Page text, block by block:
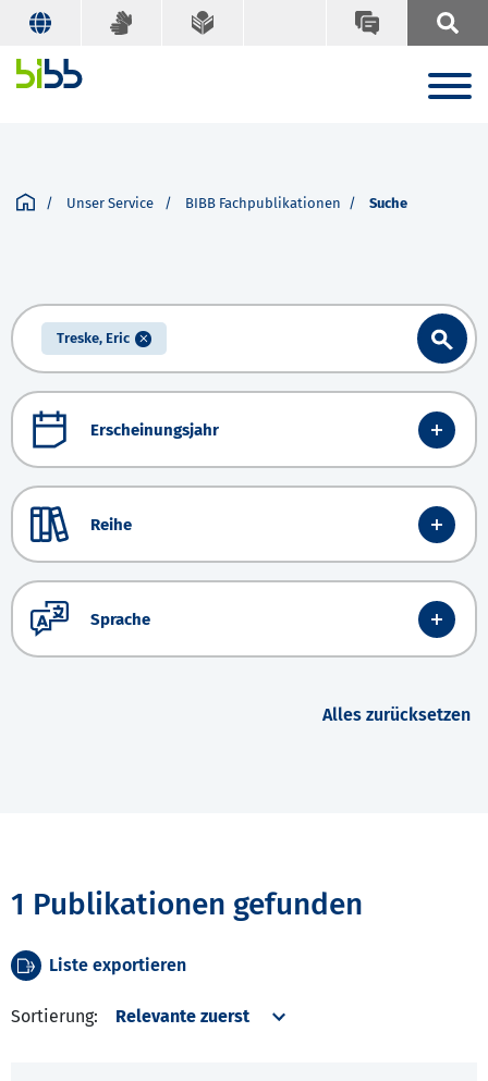
Unser Service BIBB Fachpublikationen Suche
Treske, Eric
Erscheinungsjahr
Reihe
Sprache
Alles zurücksetzen
1 Publikationen gefunden
Liste exportieren
Sortierung: